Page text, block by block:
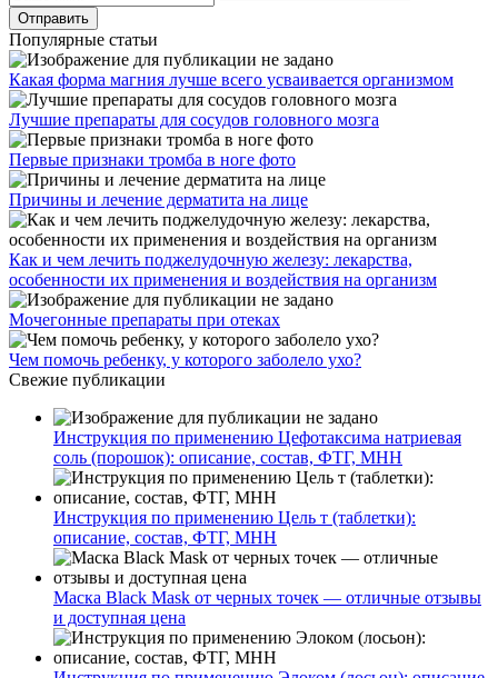
Популярные статьи
Какая форма магния лучше всего усваивается организмом
Лучшие препараты для сосудов головного мозга
Первые признаки тромба в ноге фото
Причины и лечение дерматита на лице
Как и чем лечить поджелудочную железу: лекарства,
особенности их применения и воздействия на организм
Мочегонные препараты при отеках
Чем помочь ребенку, у которого заболело ухо?
Свежие публикации
Инструкция по применению Цефотаксима натриевая
соль (порошок): описание, состав, ФТГ, МНН
Инструкция по применению Цель т (таблетки):
описание, состав, ФТГ, МНН
Маска Black Mask от черных точек — отличные отзывы
и доступная цена